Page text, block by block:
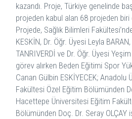
kazandı. Proje, Türkiye genelinde
projeden kabul alan 68 projeden biri
Projede, Sağlık Bilimleri
KESKİN, Dr. Öğr. Üyesi Leyla
TANRIVERDİ ve Dr. Öğr. Üyesi
görev alırken Beden Eğitimi Spor
Canan Gülbin ESKİYECEK; Anadolu
Fakültesi Özel Eğitim Bölümünden
Hacettepe Üniversitesi Eğitim
Bölümünden Doç. Dr. Seray